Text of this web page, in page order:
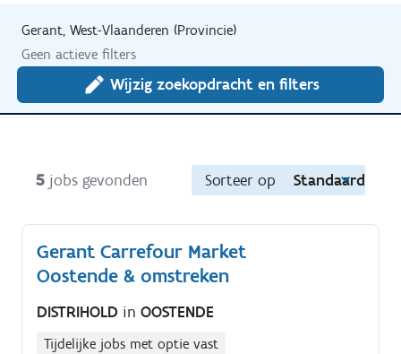
Gerant, West-Vlaanderen (Provincie)
Geen actieve filters
Wijzig zoekopdracht en filters
5 jobs gevonden Sorteer op Standaard
Gerant Carrefour Market
Oostende & omstreken
DISTRIHOLD in OOSTENDE
Tijdelijke jobs met optie vast